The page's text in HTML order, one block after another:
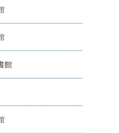
館